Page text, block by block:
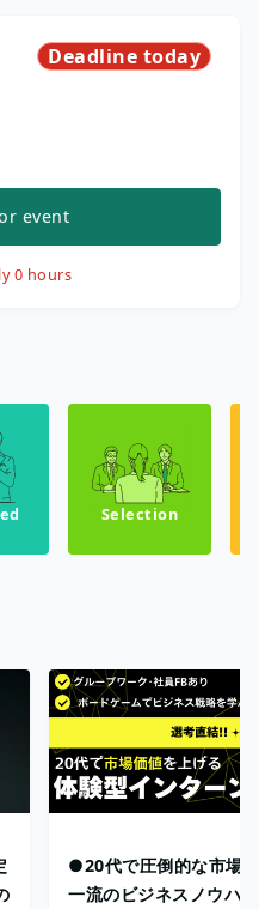
Selection
●20代で圧倒的な市場
一流のビジネスノウハ
Deadline today
event
0 hours